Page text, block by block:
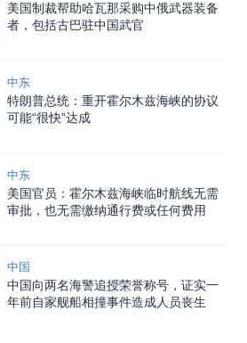
美国制裁帮助哈瓦那采购中俄武器装备
者，包括古巴驻中国武官
中东
特朗普总统：重开霍尔木兹海峡的协议
可能“很快”达成
中东
美国官员：霍尔木兹海峡临时航线无需
审批，也无需缴纳通行费或任何费用
中国
中国向两名海警追授荣誉称号，证实一
年前自家舰船相撞事件造成人员丧生